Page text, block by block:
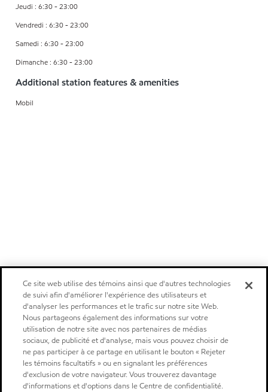
Jeudi : 6:30 - 23:00
Vendredi : 6:30 - 23:00
Samedi : 6:30 - 23:00
Dimanche : 6:30 - 23:00
Additional station features & amenities
Mobil
Ce site web utilise des témoins ainsi que d'autres technologies
de suivi afin d'améliorer l'expérience des utilisateurs et
d'analyser les performances et le trafic sur notre site Web.
Nous partageons également des informations sur votre
utilisation de notre site avec nos partenaires de médias
sociaux, de publicité et d'analyse, mais vous pouvez choisir de
ne pas participer à ce partage en utilisant le bouton « Rejeter
les témoins facultatifs » ou en signalant les préférences
d'exclusion de votre navigateur. Vous trouverez davantage
d'informations et d'options dans le Centre de confidentialité.